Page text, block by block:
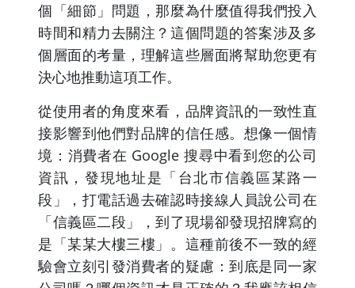
個「細節」問題，那麼為什麼值得我們投入
時間和精力去關注？這個問題的答案涉及多
個層面的考量，理解這些層面將幫助您更有
決心地推動這項工作。
從使用者的角度來看，品牌資訊的一致性直
接影響到他們對品牌的信任感。想像一個情
境：消費者在 Google 搜尋中看到您的公司
資訊，發現地址是「台北市信義區某路一
段」，打電話過去確認時接線人員說公司在
「信義區二段」，到了現場卻發現招牌寫的
是「某某大樓三樓」。這種前後不一致的經
驗會立刻引發消費者的疑慮：到底是同一家